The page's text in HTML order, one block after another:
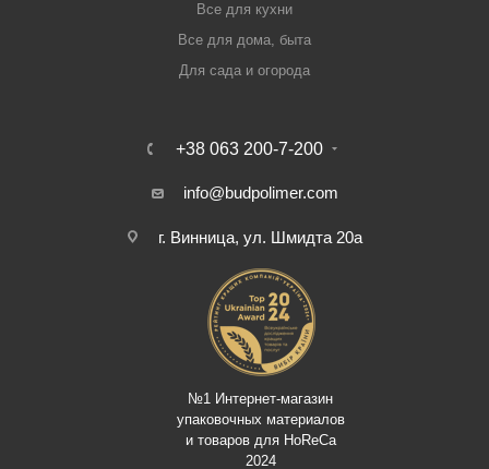
Все для кухни
Все для дома, быта
Для сада и огорода
+38 063 200-7-200
info@budpolimer.com
г. Винница, ул. Шмидта 20а
№1 Интернет-магазин
упаковочных материалов
и товаров для HoReCa
2024